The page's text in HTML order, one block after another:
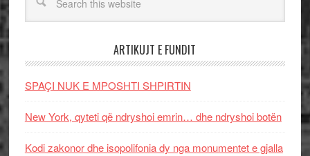
ARTIKUJT E FUNDIT
SPAÇI NUK E MPOSHTI SHPIRTIN
New York, qyteti që ndryshoi emrin… dhe ndryshoi botën
Kodi zakonor dhe isopolifonia dy nga monumentet e gjalla